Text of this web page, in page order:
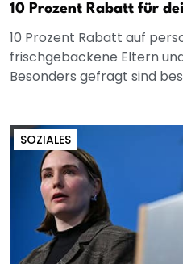
10 Prozent Rabatt für
10 Prozent Rabatt auf
frischgebackene Eltern
Besonders gefragt sind
SOZIALES